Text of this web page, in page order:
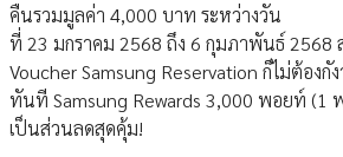
คืนรวมมูลค่า 4,000 บาท ระหว่างวัน
ที่ 23 มกราคม 2568 ถึง 6 กุมภาพันธ์ 2568
Voucher Samsung Reservation ก็ไม่ต้องกั
ทันที Samsung Rewards 3,000 พอยท์ (1
เป็นส่วนลดสุดคุ้ม!